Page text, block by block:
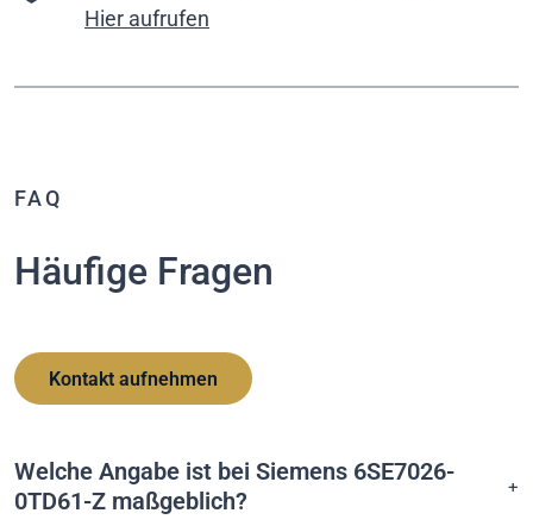
Hier aufrufen
FAQ
Häufige Fragen
Kontakt aufnehmen
Welche Angabe ist bei Siemens 6SE7026-
0TD61-Z maßgeblich?